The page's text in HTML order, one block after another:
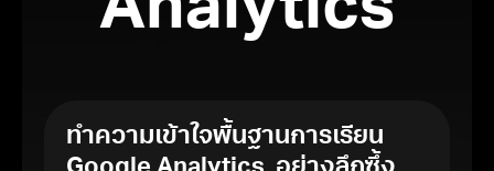
ทำความเข้าใจพื้นฐานการเรียน